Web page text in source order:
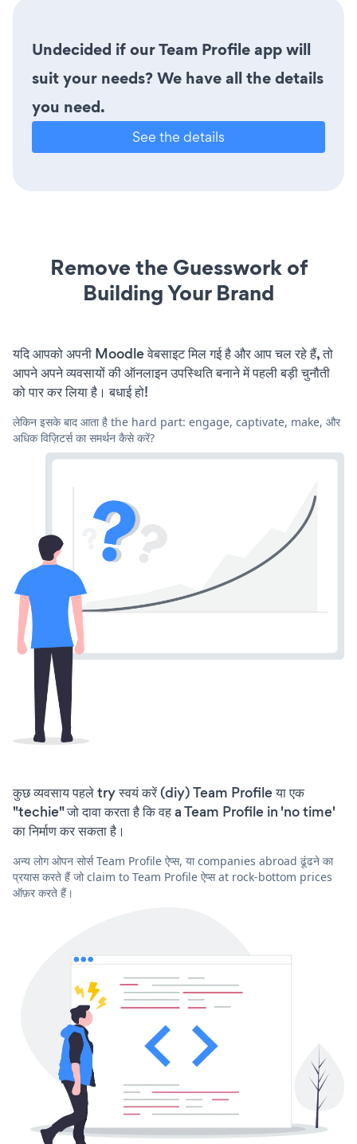
Undecided if our Team Profile app will
suit your needs? We have all the details
you need.
See the details
Remove the Guesswork of
Building Your Brand
यदि आपको अपनी Moodle वेबसाइट मिल गई है और आप चल रहे हैं, तो
आपने अपने व्यवसायों की ऑनलाइन उपस्थिति बनाने में पहली बड़ी चुनौती
को पार कर लिया है। बधाई हो!
लेकिन इसके बाद आता है the hard part: engage, captivate, make, और
अधिक विज़िटर्स का समर्थन कैसे करें?
कुछ व्यवसाय पहले try स्वयं करें (diy) Team Profile या एक
"techie" जो दावा करता है कि वह a Team Profile in 'no time'
का निर्माण कर सकता है।
अन्य लोग ओपन सोर्स Team Profile ऐप्स, या companies abroad ढूंढने का
प्रयास करते हैं जो claim to Team Profile ऐप्स at rock-bottom prices
ऑफ़र करते हैं।